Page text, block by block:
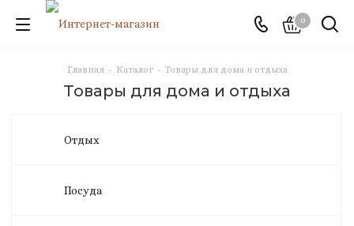
0
Главная - Каталог - Товары для дома и отдыха
Товары для дома и отдыха
Отдых
Посуда